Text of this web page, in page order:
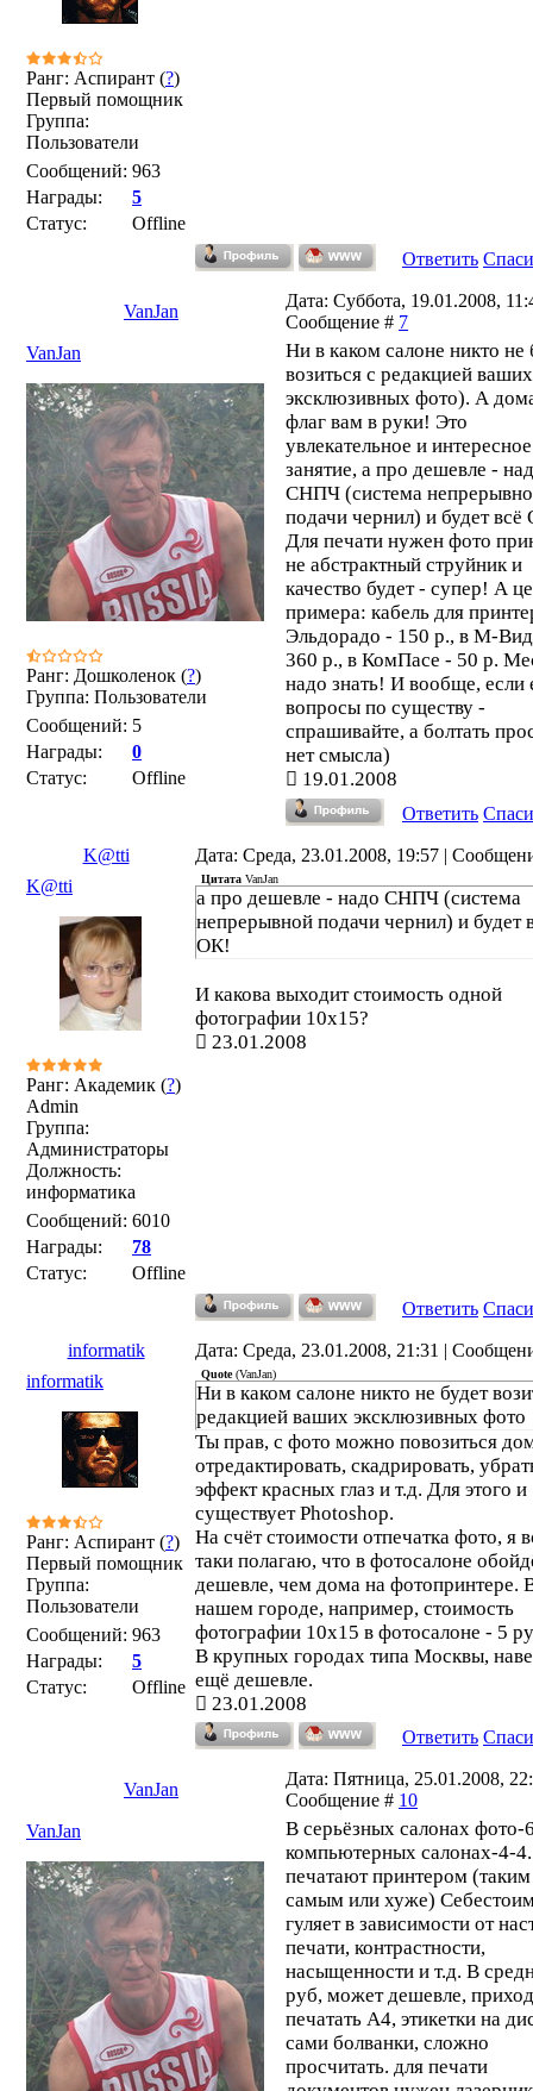
Ранг: Аспирант (?)
Первый помощник
Группа:
Пользователи
Сообщений: 963
Награды:
5
Статус:
Offline
Ответить
VanJan
Дата: Суббота, 19.01.2008,
Сообщение # 7
VanJan
Ранг: Дошколенок (?)
Группа: Пользователи
Сообщений: 5
Награды:
0
Статус:
Offline
Ни в каком салоне никто не
возиться с редакцией ваших
эксклюзивных фото). А
флаг вам в руки! Это
увлекательное и интересное
занятие, а про дешевле -
СНПЧ (система
подачи чернил) и будет
Для печати нужен фото
не абстрактный струйник и
качество будет - супер! А
примера: кабель для
Эльдорадо - 150 р., в М-
360 р., в КомПасе - 50 р.
надо знать! И вообще, если
вопросы по существу -
спрашивайте, а болтать
нет смысла)
19.01.2008
Ответить
K@tti
Дата: Среда, 23.01.2008, 19:57 |
K@tti
Ранг: Академик (?)
Admin
Группа:
Администраторы
Должность:
информатика
Сообщений: 6010
Награды:
78
Статус:
Offline
Цитата VanJan
а про дешевле - надо СНПЧ (система
непрерывной подачи чернил) и будет
ОК!
И какова выходит стоимость одной
фотографии 10х15?
23.01.2008
Ответить
informatik
Дата: Среда, 23.01.2008, 21:31 |
informatik
Ранг: Аспирант (?)
Первый помощник
Группа:
Пользователи
Сообщений: 963
Награды:
5
Статус:
Offline
Quote(VanJan)
Ни в каком салоне никто не будет
редакцией ваших эксклюзивных фото
Ты прав, с фото можно повозиться
отредактировать, скадрировать,
эффект красных глаз и т.д. Для этого и
существует Photoshop.
На счёт стоимости отпечатка фото, я
таки полагаю, что в фотосалоне
дешевле, чем дома на фотопринтере.
нашем городе, например, стоимость
фотографии 10x15 в фотосалоне - 5
В крупных городах типа Москвы,
ещё дешевле.
23.01.2008
Ответить
VanJan
Дата: Пятница, 25.01.2008,
Сообщение # 10
VanJan
В серьёзных салонах фото-
компьютерных салонах-4-
печатают принтером
самым или хуже)
гуляет в зависимости от
печати, контрастности,
насыщенности и т.д. В
руб, может дешевле,
печатать А4, этикетки на
сами болванки, сложно
просчитать. для печати